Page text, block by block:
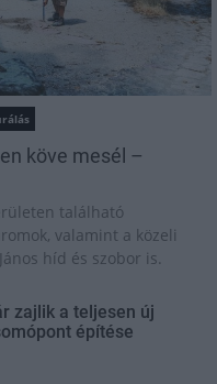
köve mesél –
található
valamint a közeli
híd és szobor is.
zajlik a teljesen új
építése